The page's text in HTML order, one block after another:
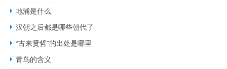
地浦是什么
汉朝之后都是哪些朝代了
“古来贤哲”的出处是哪里
青鸟的含义